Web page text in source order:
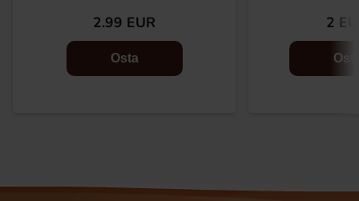
2.99 EUR
Osta
2